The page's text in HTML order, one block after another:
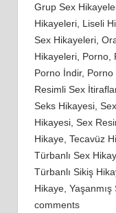
Grup Sex
Hikayeleri, Liseli
Sex Hikayeleri,
Hikayeleri, Porno,
Porno İndir, Porno
Resimli Sex
Seks Hikayesi,
Hikayesi, Sex
Hikaye, Tecavüz
Türbanlı Sex
Türbanlı Sikiş
Hikaye,
comments